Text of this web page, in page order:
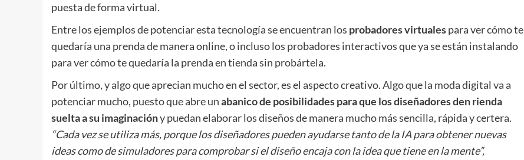
puesta de forma virtual.
Entre los ejemplos de potenciar esta tecnología se encuentran los probadores virtualespara ver cómo te
quedaría una prenda de manera online, o incluso los probadores interactivos que ya se están instalando
para ver cómo te quedaría la prenda en tienda sin probártela.
Por último, y algo que aprecian mucho en el sector, es el aspecto creativo. Algo que la moda digital va a
potenciar mucho, puesto que abre unabanico de posibilidades para que los diseñadores den rienda
suelta a su imaginacióny puedan elaborar los diseños de manera mucho más sencilla, rápida y certera.
“Cada vez se utiliza más, porque los diseñadores pueden ayudarse tanto de la IA para obtener nuevas
ideas como de simuladores para comprobar si el diseño encaja con la idea que tiene en la mente”,